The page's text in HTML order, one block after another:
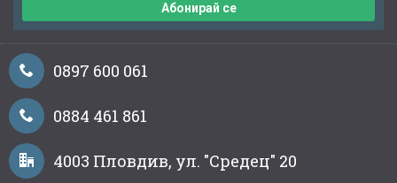
Абонирай се
0897 600 061
0884 461 861
4003 Пловдив, ул. "Средец" 20